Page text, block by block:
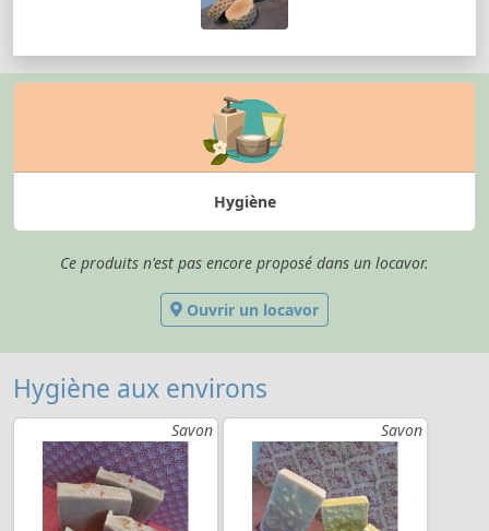
Hygiène
Ce produits n'est pas encore proposé dans un locavor.
Ouvrir un locavor
Hygiène aux environs
Savon Savon